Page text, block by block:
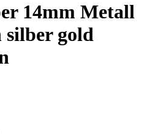
14mm Metall
gold